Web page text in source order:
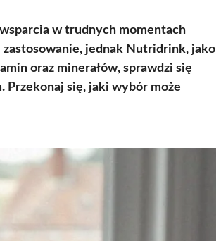
w trudnych momentach
jednak Nutridrink, jako
oraz minerałów, sprawdzi się
Przekonaj się, jaki wybór może